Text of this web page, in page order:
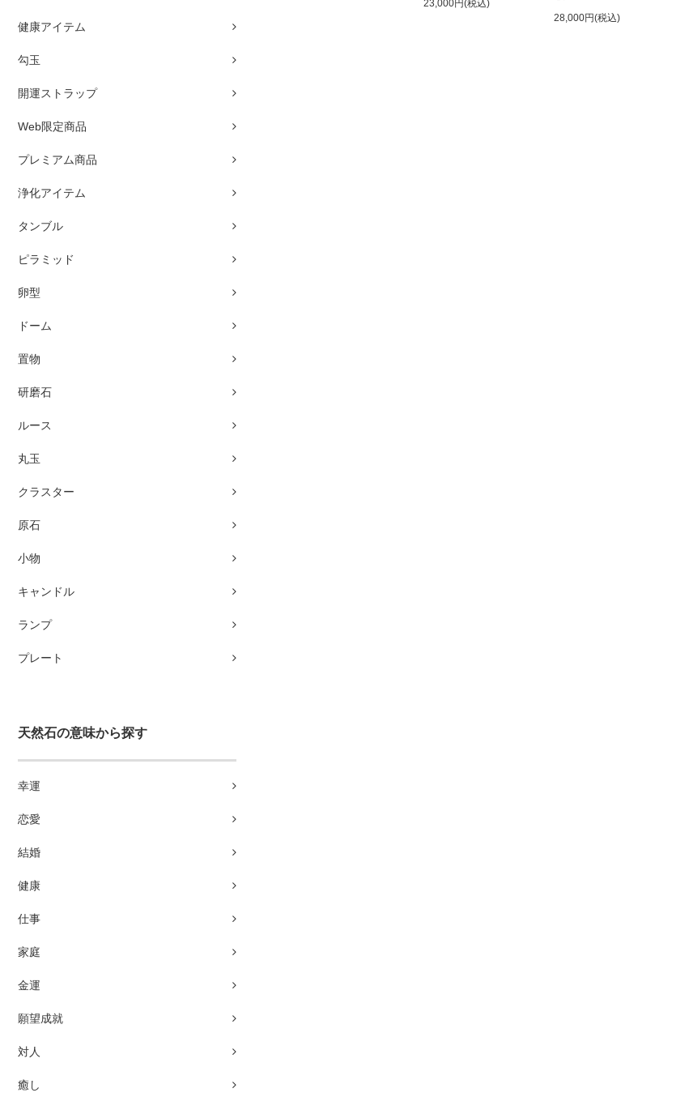
健康アイテム
勾玉
開運ストラップ
Web限定商品
プレミアム商品
浄化アイテム
タンブル
ピラミッド
卵型
ドーム
置物
研磨石
ルース
丸玉
クラスター
原石
小物
キャンドル
ランプ
プレート
天然石の意味から探す
幸運
恋愛
結婚
健康
仕事
家庭
金運
願望成就
対人
癒し
23,000円(税込)
28,000円(税込)